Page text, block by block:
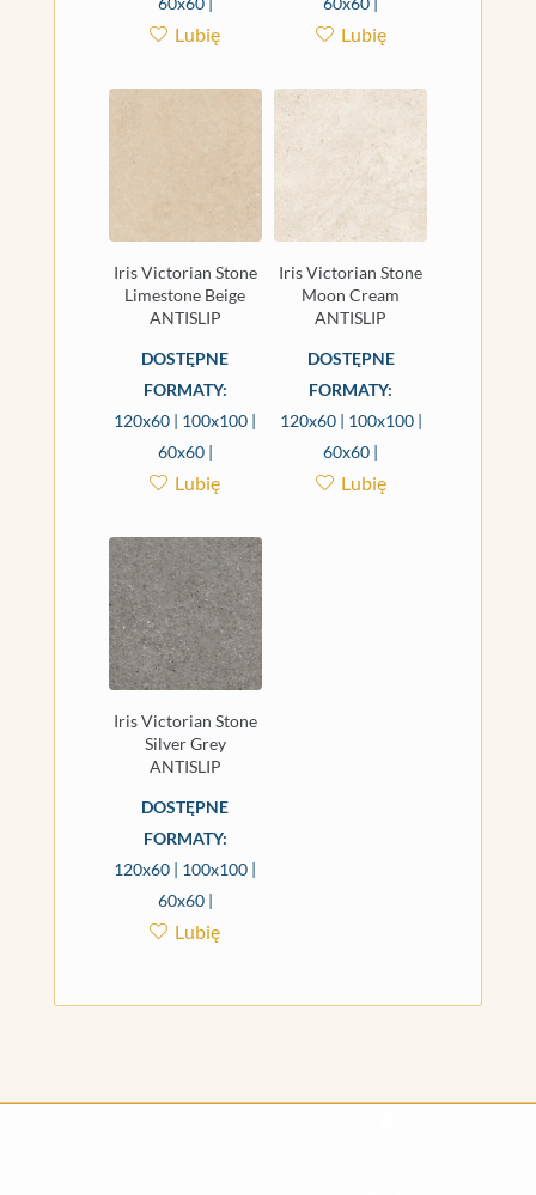
Lubię Lubię
Iris Victorian Stone
Limestone Beige
ANTISLIP
DOSTĘPNE
FORMATY:
120x60 | 100x100 |
60x60 |
Lubię
Iris Victorian Stone
Moon Cream
ANTISLIP
DOSTĘPNE
FORMATY:
120x60 | 100x100 |
60x60 |
Lubię
Iris Victorian Stone
Silver Grey
ANTISLIP
DOSTĘPNE
FORMATY:
120x60 | 100x100 |
60x60 |
Lubię